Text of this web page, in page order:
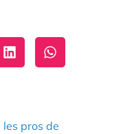
pros de